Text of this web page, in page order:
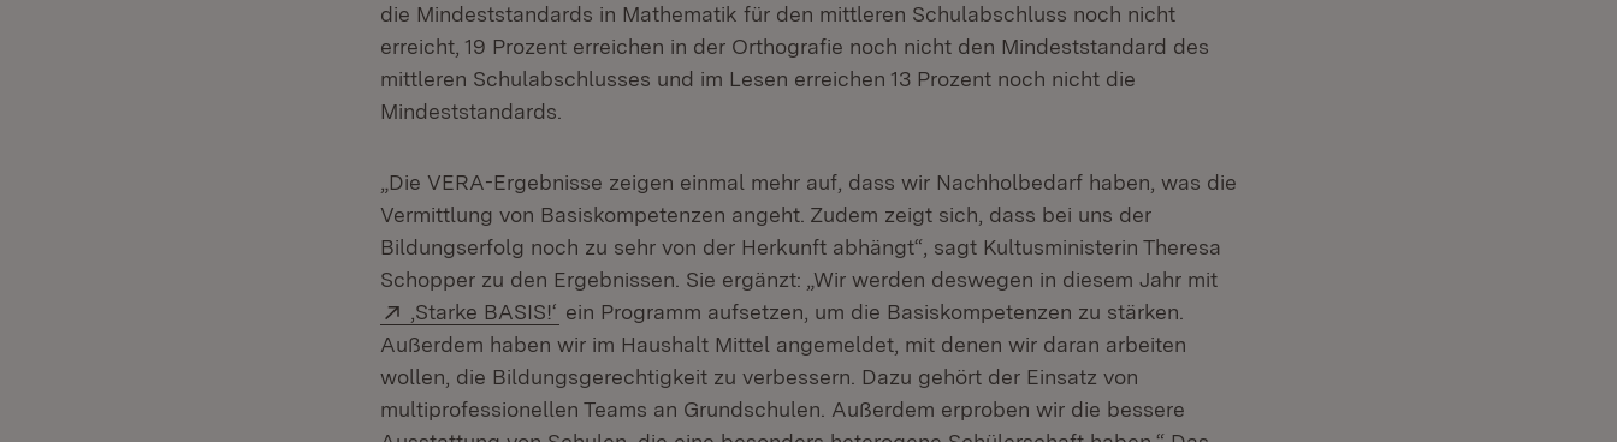
die Mindeststandards in Mathematik für den mittleren Schulabschluss noch nicht
erreicht, 19 Prozent erreichen in der Orthografie noch nicht den Mindeststandard des
mittleren Schulabschlusses und im Lesen erreichen 13 Prozent noch nicht die
Mindeststandards.
„Die VERA-Ergebnisse zeigen einmal mehr auf, dass wir Nachholbedarf haben, was die
Vermittlung von Basiskompetenzen angeht. Zudem zeigt sich, dass bei uns der
Bildungserfolg noch zu sehr von der Herkunft abhängt“, sagt Kultusministerin Theresa
Schopper zu den Ergebnissen. Sie ergänzt: „Wir werden deswegen in diesem Jahr mit
Extern:
‚Starke BASIS!‘ (Öffnet in neuem Fenster)
ein Programm aufsetzen, um die Basiskompetenzen zu stärken.
Außerdem haben wir im Haushalt Mittel angemeldet, mit denen wir daran arbeiten
wollen, die Bildungsgerechtigkeit zu verbessern. Dazu gehört der Einsatz von
multiprofessionellen Teams an Grundschulen. Außerdem erproben wir die bessere